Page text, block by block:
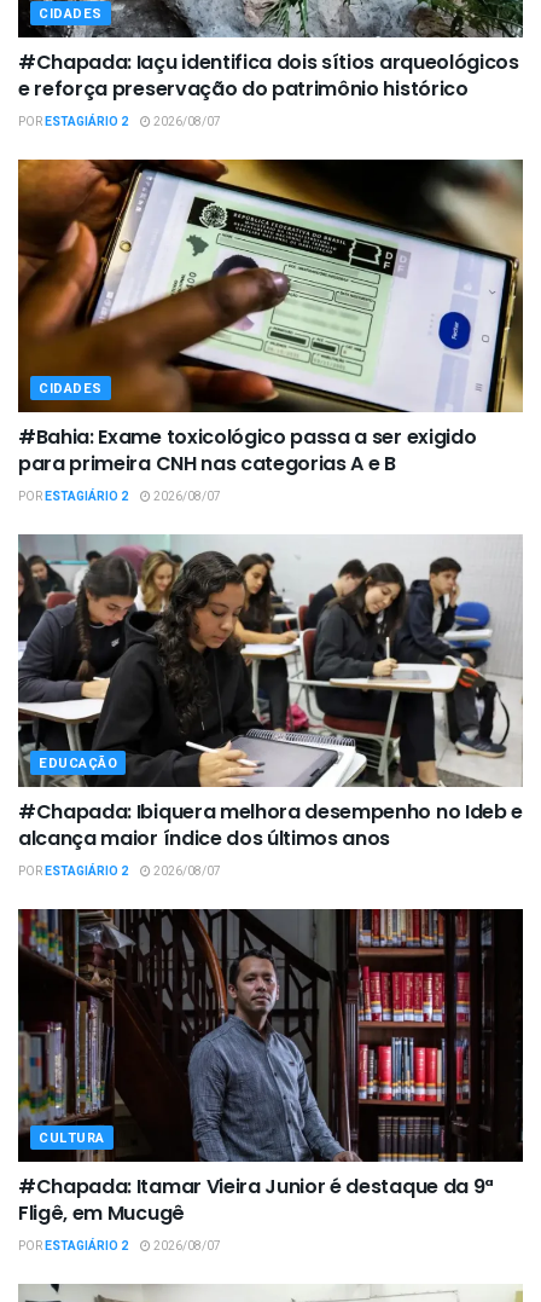
CIDADES
#Chapada: Iaçu identifica dois sítios arqueológicos
e reforça preservação do patrimônio histórico
PORESTAGIÁRIO 2 2026/08/07
CIDADES
#Bahia: Exame toxicológico passa a ser exigido
para primeira CNH nas categorias A e B
PORESTAGIÁRIO 2 2026/08/07
EDUCAÇÃO
#Chapada: Ibiquera melhora desempenho no Ideb e
alcança maior índice dos últimos anos
PORESTAGIÁRIO 2 2026/08/07
CULTURA
#Chapada: Itamar Vieira Junior é destaque da 9ª
Fligê, em Mucugê
PORESTAGIÁRIO 2 2026/08/07